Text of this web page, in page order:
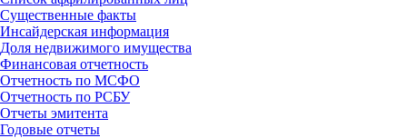
Существенные факты
Инсайдерская информация
Доля недвижимого имущества
Финансовая отчетность
Отчетность по МСФО
Отчетность по РСБУ
Отчеты эмитента
Годовые отчеты